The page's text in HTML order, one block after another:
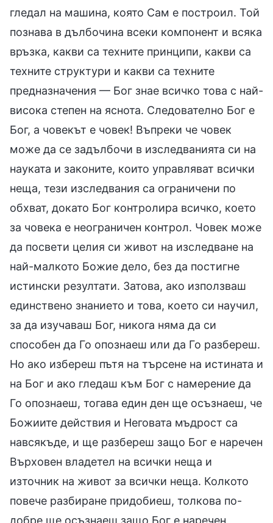
гледал на машина, която Сам е построил. Той
познава в дълбочина всеки компонент и всяка
връзка, какви са техните принципи, какви са
техните структури и какви са техните
предназначения — Бог знае всичко това с най-
висока степен на яснота. Следователно Бог е
Бог, а човекът е човек! Въпреки че човек
може да се задълбочи в изследванията си на
науката и законите, които управляват всички
неща, тези изследвания са ограничени по
обхват, докато Бог контролира всичко, което
за човека е неограничен контрол. Човек може
да посвети целия си живот на изследване на
най-малкото Божие дело, без да постигне
истински резултати. Затова, ако използваш
единствено знанието и това, което си научил,
за да изучаваш Бог, никога няма да си
способен да Го опознаеш или да Го разбереш.
Но ако избереш пътя на търсене на истината и
на Бог и ако гледаш към Бог с намерение да
Го опознаеш, тогава един ден ще осъзнаеш, че
Божиите действия и Неговата мъдрост са
навсякъде, и ще разбереш защо Бог е наречен
Върховен владетел на всички неща и
източник на живот за всички неща. Колкото
повече разбиране придобиеш, толкова по-
добре ще осъзнаеш защо Бог е наречен